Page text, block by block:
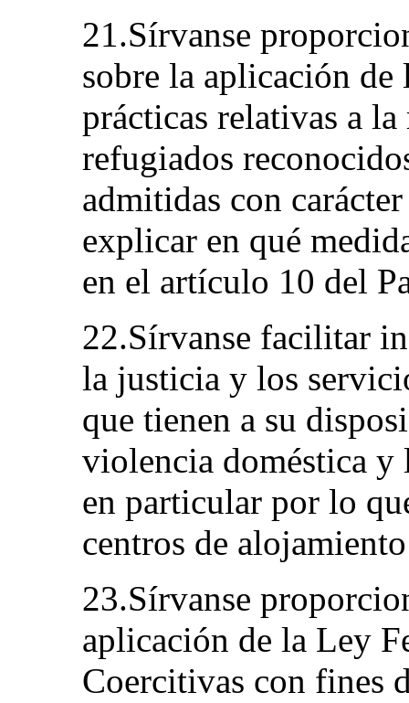
21.Sírvanse
sobre la aplicación
prácticas relativas a
refugiados
admitidas con
explicar en qué
en el artículo 10 del
22.Sírvanse facilitar
la justicia y los
que tienen a su
violencia doméstica
en particular por lo
centros de
23.Sírvanse
aplicación de la Ley
Coercitivas con fines